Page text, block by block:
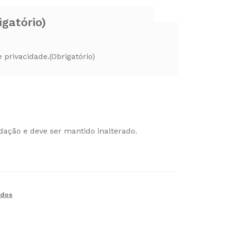
privacidade.(Obrigatório)
e deve ser mantido inalterado.